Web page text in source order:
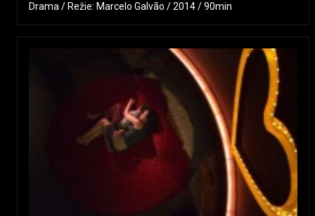
Drama / Režie: Marcelo Galvão / 2014 / 90min